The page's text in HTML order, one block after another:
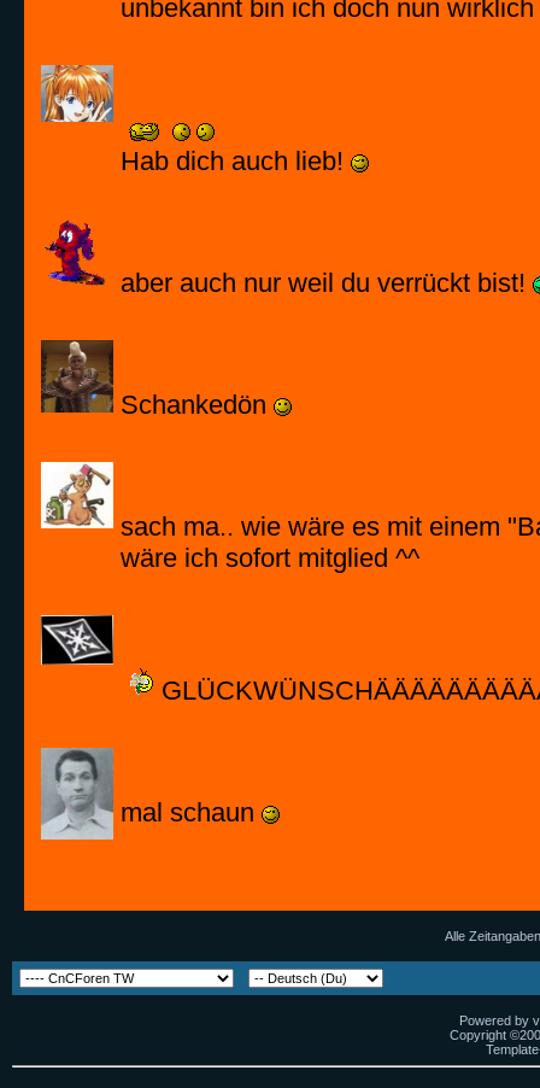
unbekannt bin ich doch nun
Hab dich auch lieb!
aber auch nur weil du verrückt bist!
Schankedön
sach ma.. wie wäre es mit einem
wäre ich sofort mitglied ^^
mal schaun
Alle
Powered by
Copyright